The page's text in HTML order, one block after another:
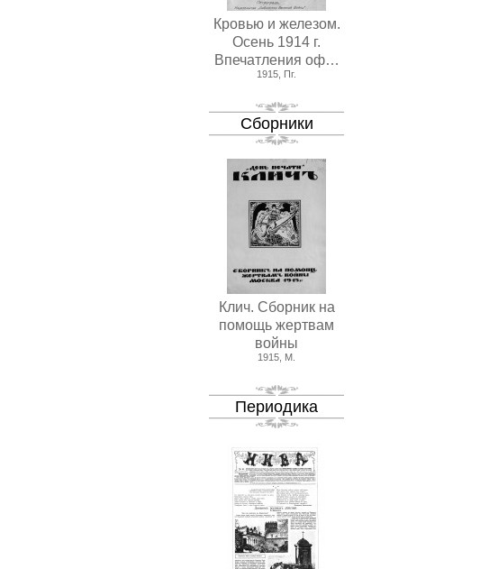
Кровью и железом.
Осень 1914 г.
Впечатления оф…
1915, Пг.
Сборники
Клич. Сборник на
помощь жертвам
войны
1915, М.
Периодика